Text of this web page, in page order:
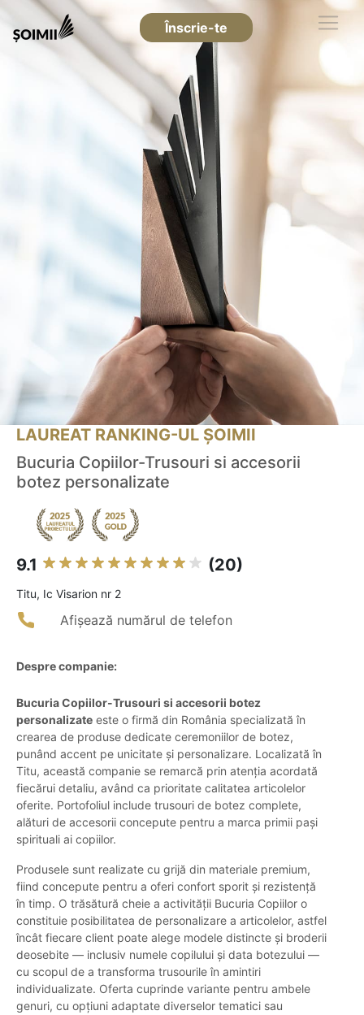
Înscrie-te
LAUREAT RANKING-UL ȘOIMII
Bucuria Copiilor-Trusouri si accesorii
botez personalizate
9.1 (20)
Titu, Ic Visarion nr 2
Afișează numărul de telefon
Despre companie:
Bucuria Copiilor-Trusouri si accesorii botez
personalizate este o firmă din România specializată în
crearea de produse dedicate ceremoniilor de botez,
punând accent pe unicitate și personalizare. Localizată în
Titu, această companie se remarcă prin atenția acordată
fiecărui detaliu, având ca prioritate calitatea articolelor
oferite. Portofoliul include trusouri de botez complete,
alături de accesorii concepute pentru a marca primii pași
spirituali ai copiilor.
Produsele sunt realizate cu grijă din materiale premium,
fiind concepute pentru a oferi confort sporit și rezistență
în timp. O trăsătură cheie a activității Bucuria Copiilor o
constituie posibilitatea de personalizare a articolelor, astfel
încât fiecare client poate alege modele distincte și broderii
deosebite — inclusiv numele copilului și data botezului —
cu scopul de a transforma trusourile în amintiri
individualizate. Oferta cuprinde variante pentru ambele
genuri, cu opțiuni adaptate diverselor tematici sau